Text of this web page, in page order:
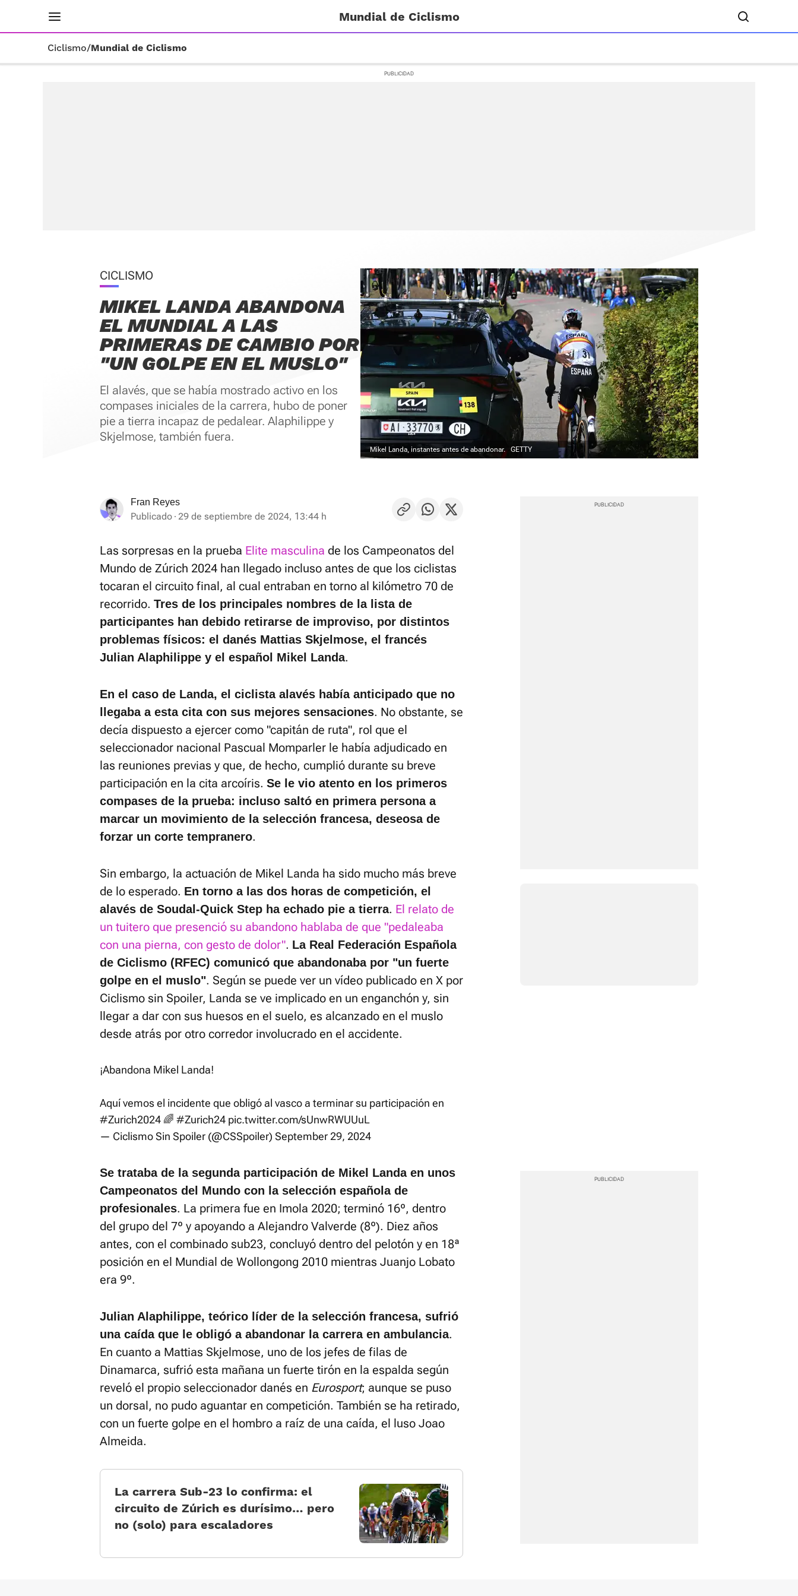
Mundial de Ciclismo
Ciclismo/Mundial de Ciclismo
CICLISMO
MIKEL LANDA ABANDONA
EL MUNDIAL A LAS
PRIMERAS DE CAMBIO POR
"UN GOLPE EN EL MUSLO"
El alavés, que se había mostrado activo en los
compases iniciales de la carrera, hubo de poner
pie a tierra incapaz de pedalear. Alaphilippe y
Skjelmose, también fuera.
Mikel Landa, instantes antes de abandonar. GETTY
Fran Reyes
Publicado 29 de septiembre de 2024, 13:44 h
Las sorpresas en la prueba Elite masculina de los Campeonatos del
Mundo de Zúrich 2024 han llegado incluso antes de que los ciclistas
tocaran el circuito final, al cual entraban en torno al kilómetro 70 de
recorrido. Tres de los principales nombres de la lista de
participantes han debido retirarse de improviso, por distintos
problemas físicos: el danés Mattias Skjelmose, el francés
Julian Alaphilippe y el español Mikel Landa.
En el caso de Landa, el ciclista alavés había anticipado que no
llegaba a esta cita con sus mejores sensaciones. No obstante, se
decía dispuesto a ejercer como "capitán de ruta", rol que el
seleccionador nacional Pascual Momparler le había adjudicado en
las reuniones previas y que, de hecho, cumplió durante su breve
participación en la cita arcoíris. Se le vio atento en los primeros
compases de la prueba: incluso saltó en primera persona a
marcar un movimiento de la selección francesa, deseosa de
forzar un corte tempranero.
Sin embargo, la actuación de Mikel Landa ha sido mucho más breve
de lo esperado. En torno a las dos horas de competición, el
alavés de Soudal-Quick Step ha echado pie a tierra. El relato de
un tuitero que presenció su abandono hablaba de que "pedaleaba
con una pierna, con gesto de dolor". La Real Federación Española
de Ciclismo (RFEC) comunicó que abandonaba por "un fuerte
golpe en el muslo". Según se puede ver un vídeo publicado en X por
Ciclismo sin Spoiler, Landa se ve implicado en un enganchón y, sin
llegar a dar con sus huesos en el suelo, es alcanzado en el muslo
desde atrás por otro corredor involucrado en el accidente.
¡Abandona Mikel Landa!
Aquí vemos el incidente que obligó al vasco a terminar su participación en
#Zurich2024 🌈 #Zurich24 pic.twitter.com/sUnwRWUUuL
— Ciclismo Sin Spoiler (@CSSpoiler) September 29, 2024
Se trataba de la segunda participación de Mikel Landa en unos
Campeonatos del Mundo con la selección española de
profesionales. La primera fue en Imola 2020; terminó 16º, dentro
del grupo del 7º y apoyando a Alejandro Valverde (8º). Diez años
antes, con el combinado sub23, concluyó dentro del pelotón y en 18ª
posición en el Mundial de Wollongong 2010 mientras Juanjo Lobato
era 9º.
Julian Alaphilippe, teórico líder de la selección francesa, sufrió
una caída que le obligó a abandonar la carrera en ambulancia.
En cuanto a Mattias Skjelmose, uno de los jefes de filas de
Dinamarca, sufrió esta mañana un fuerte tirón en la espalda según
reveló el propio seleccionador danés en Eurosport; aunque se puso
un dorsal, no pudo aguantar en competición. También se ha retirado,
con un fuerte golpe en el hombro a raíz de una caída, el luso Joao
Almeida.
La carrera Sub-23 lo confirma: el
circuito de Zúrich es durísimo… pero
no (solo) para escaladores